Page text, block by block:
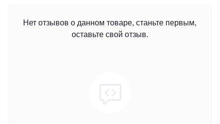
Нет отзывов о данном товаре, станьте первым,
оставьте свой отзыв.